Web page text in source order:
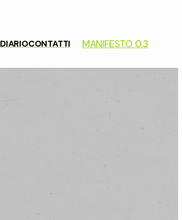
DIARIOCONTATTI MANIFESTO 0.3